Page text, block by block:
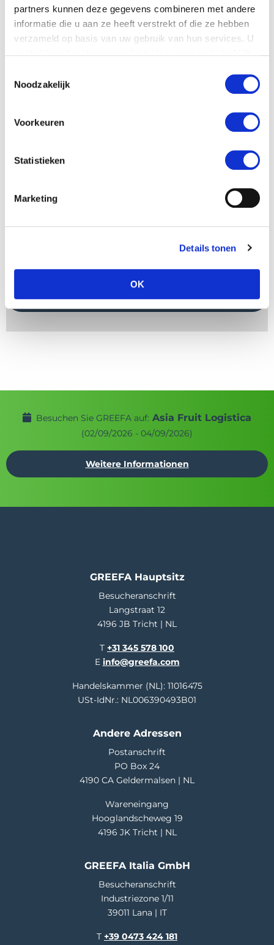
partners kunnen deze gegevens combineren met andere
informatie die u aan ze heeft verstrekt of die ze hebben
verzameld op basis van uw gebruik van hun services. U
Noodzakelijk
Voorkeuren
Statistieken
Marketing
Details tonen
OK
Land *
Telefonnummer
Email *
Besuchen Sie GREEFA auf: Asia Fruit Logistica
(02/09/2026 - 04/09/2026)
Weitere Informationen
GREEFA Hauptsitz
Besucheranschrift
Langstraat 12
4196 JB Tricht | NL
T +31 345 578 100
E info@greefa.com
Handelskammer (NL): 11016475
USt-IdNr.: NL006390493B01
Andere Adressen
Postanschrift
PO Box 24
4190 CA Geldermalsen | NL
Wareneingang
Hooglandscheweg 19
4196 JK Tricht | NL
GREEFA Italia GmbH
Besucheranschrift
Industriezone 1/11
39011 Lana | IT
T +39 0473 424 181